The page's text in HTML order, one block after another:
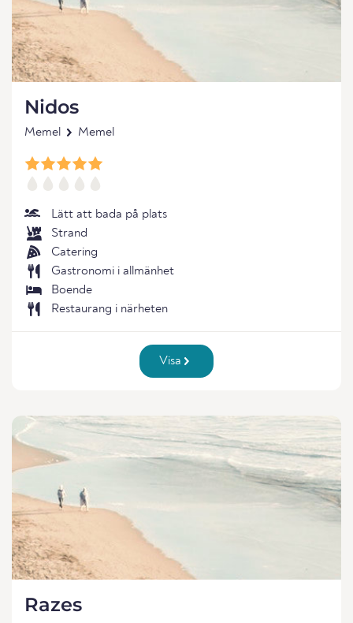
Nidos
Memel Memel
Lätt att bada på plats
Strand
Catering
Gastronomi i allmänhet
Boende
Restaurang i närheten
Visa
Razes